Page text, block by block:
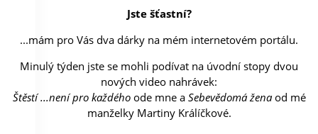
Jste šťastní?
...mám pro Vás dva dárky na mém internetovém portálu.
Minulý týden jste se mohli podívat na úvodní stopy dvou
nových video nahrávek:
Štěstí ...není pro každéhoode mne a Sebevědomá ženaod mé
manželky Martiny Králíčkové.